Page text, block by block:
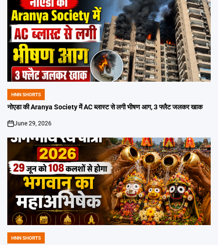
POSTED
IN
HNN SHORTS
नोएडा की Aranya Society में AC ब्लास्ट से लगी भीषण आग, 3 फ्लैट जलकर खाक
on
June 29, 2026
POSTED
HNN SHORTS